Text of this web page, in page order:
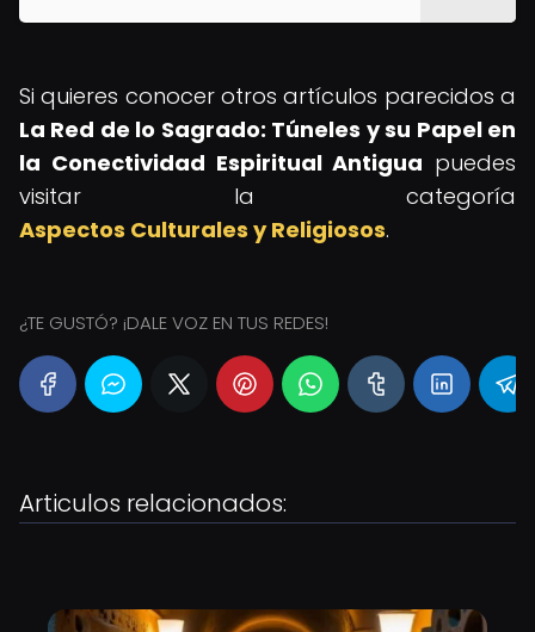
Si quieres conocer otros artículos parecidos a
La Red de lo Sagrado: Túneles y su Papel en
la Conectividad Espiritual Antigua puedes
visitar la categoría
Aspectos Culturales y Religiosos.
¿TE GUSTÓ? ¡DALE VOZ EN TUS REDES!
Articulos relacionados: